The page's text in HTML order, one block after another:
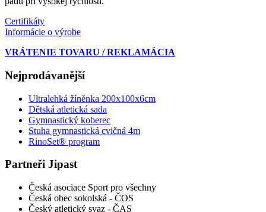
Certifikáty
Informácie o výrobe
VRÁTENIE TOVARU / REKLAMÁCIA
Nejprodávanější
Ultralehká žíněnka 200x100x6cm
Dětská atletická sada
Gymnastický koberec
Stuha gymnastická cvičná 4m
RinoSet® program
Partneři Jipast
Česká asociace Sport pro všechny
Česká obec sokolská - ČOS
Český atletický svaz - ČAS